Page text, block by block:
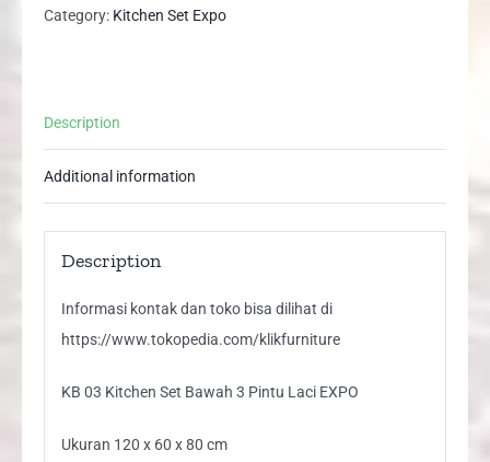
Bawah
EXPO
Category: Kitchen Set Expo
Description
Additional information
Description
Informasi kontak dan toko bisa dilihat di
https://www.tokopedia.com/klikfurniture
KB 03 Kitchen Set Bawah 3 Pintu Laci EXPO
Ukuran 120 x 60 x 80 cm